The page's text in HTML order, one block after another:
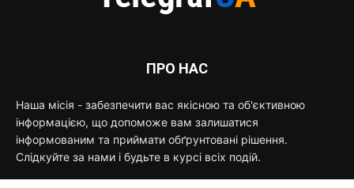
ПРО НАС
Наша місія - забезпечити вас якісною та об'єктивною
інформацією, що допоможе вам залишатися
інформованим та приймати обґрунтовані рішення.
Слідкуйте за нами і будьте в курсі всіх подій.